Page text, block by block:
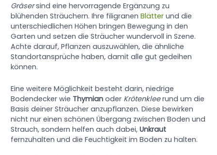
Gräsersind eine hervorragende Ergänzung zu
blühenden Sträuchern. Ihre filigranenBlätter und die
unterschiedlichen Höhen bringen Bewegung in den
Garten und setzen die Sträucher wundervoll in Szene.
Achte darauf, Pflanzen auszuwählen, die ähnliche
Standortansprüche haben, damit alle gut gedeihen
können.
Eine weitere Möglichkeit besteht darin, niedrige
Bodendecker wie Thymian oder Krötenkleerund um die
Basis deiner Sträucher anzupflanzen. Diese bewirken
nicht nur einen schönen Übergang zwischen Boden und
Strauch, sondern helfen auch dabei,Unkraut
fernzuhalten und die Feuchtigkeit im Boden zu halten.